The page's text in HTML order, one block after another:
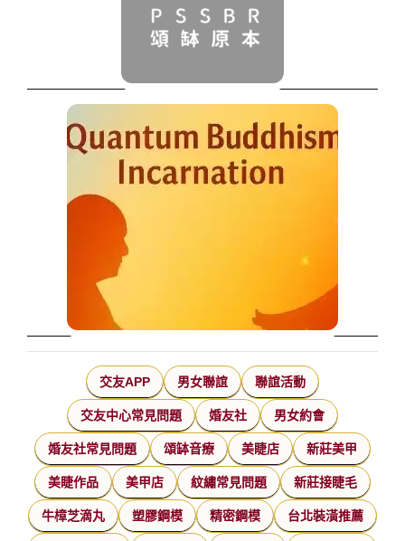
交友APP 男女聯誼 聯誼活動
交友中心常見問題 婚友社 男女約會
婚友社常見問題 頌缽音療 美睫店 新莊美甲
美睫作品 美甲店 紋繡常見問題 新莊接睫毛
牛樟芝滴丸 塑膠鋼模 精密鋼模 台北裝潢推薦